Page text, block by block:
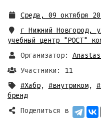
Среда, 09 октября
г Нижний Новгород,
учебный центр "РОСТ"
Организатор:
Участники: 11
#Хабр, #внутриком,
бренд
Поделиться в